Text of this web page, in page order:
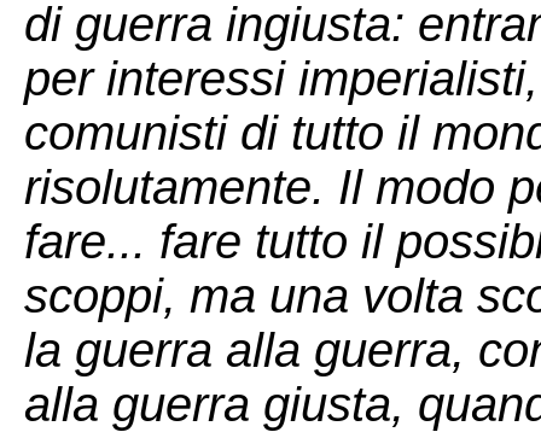
di guerra ingiusta:
per interessi
comunisti di tutto il
risolutamente. Il modo
fare... fare tutto il
scoppi, ma una volta
la guerra alla guerra,
alla guerra giusta,